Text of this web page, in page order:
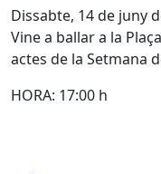
Dissabte, 14 de juny
Vine a ballar a la
actes de la Setmana
HORA: 17:00 h